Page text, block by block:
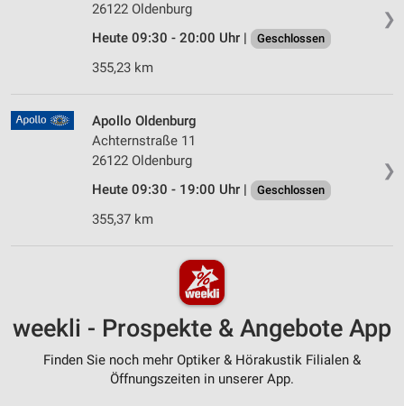
❯
26122 Oldenburg
Heute 09:30 - 20:00 Uhr |
Geschlossen
355,23 km
❯
Apollo Oldenburg
Achternstraße 11
26122 Oldenburg
Heute 09:30 - 19:00 Uhr |
Geschlossen
355,37 km
weekli - Prospekte & Angebote App
Finden Sie noch mehr Optiker & Hörakustik Filialen &
Öffnungszeiten in unserer App.